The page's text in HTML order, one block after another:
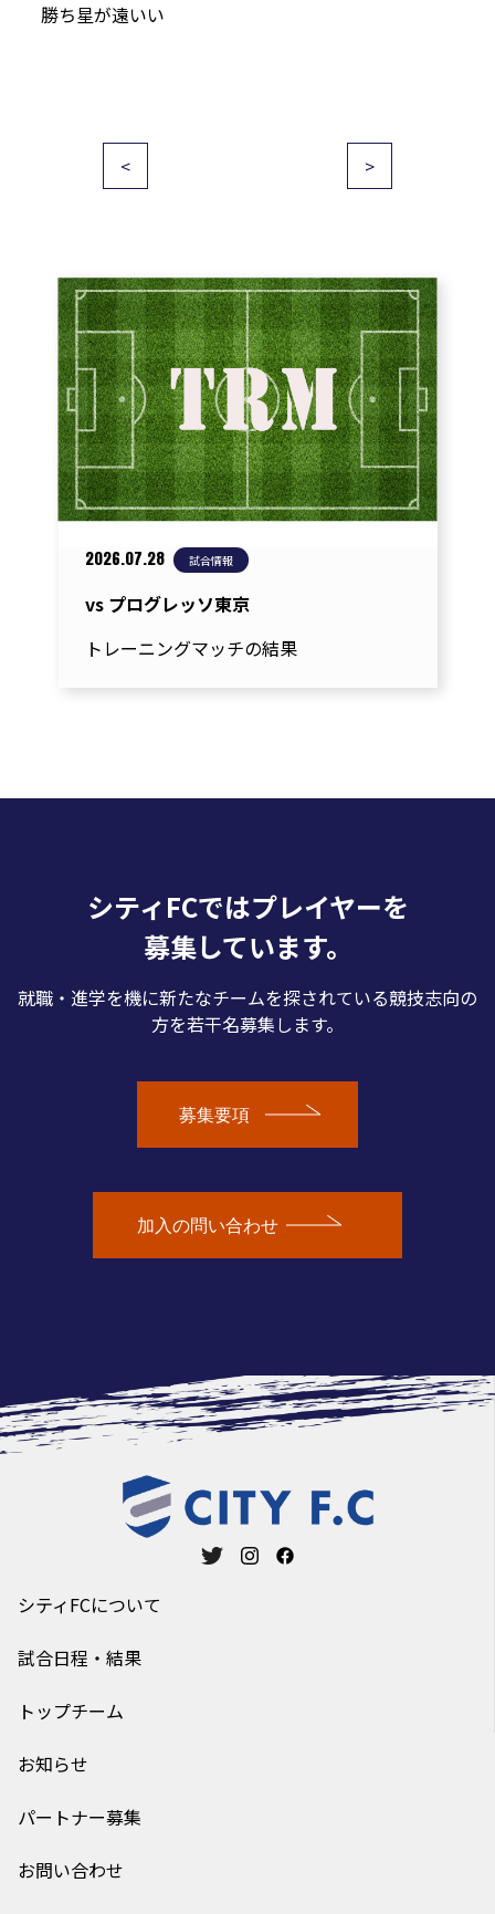
勝ち星が遠いい
< >
2026.07.28 試合情報
vs プログレッソ東京
トレーニングマッチの結果
シティFCではプレイヤーを
募集しています。
就職・進学を機に新たなチームを探されている競技志向の
方を若干名募集します。
募集要項
加入の問い合わせ
シティFCについて
試合日程・結果
トップチーム
お知らせ
パートナー募集
お問い合わせ